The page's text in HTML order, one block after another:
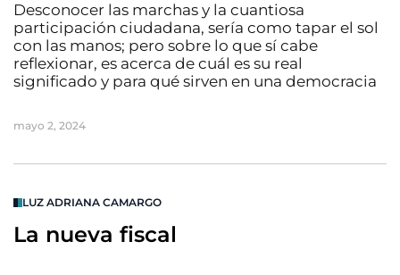
Desconocer las marchas y la cuantiosa
participación ciudadana, sería como tapar el sol
con las manos; pero sobre lo que sí cabe
reflexionar, es acerca de cuál es su real
significado y para qué sirven en una democracia
mayo 2, 2024
LUZ ADRIANA CAMARGO
La nueva fiscal